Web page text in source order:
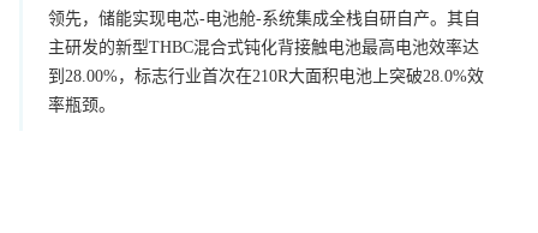
领先，储能实现电芯-电池舱-系统集成全栈自研自产。其自
主研发的新型THBC混合式钝化背接触电池最高电池效率达
到28.00%，标志行业首次在210R大面积电池上突破28.0%效
率瓶颈。